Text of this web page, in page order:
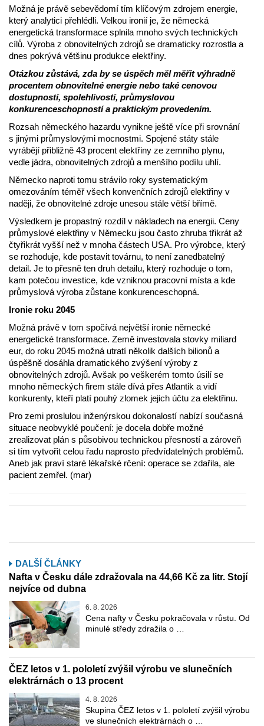
Možná je právě sebevědomí tím klíčovým zdrojem energie,
který analytici přehlédli. Velkou ironií je, že německá
energetická transformace splnila mnoho svých technických
cílů. Výroba z obnovitelných zdrojů se dramaticky rozrostla a
dnes pokrývá většinu produkce elektřiny.
Otázkou zůstává, zda by se úspěch měl měřit výhradně
procentem obnovitelné energie nebo také cenovou
dostupností, spolehlivostí, průmyslovou
konkurenceschopností a praktickým provedením.
Rozsah německého hazardu vynikne ještě více při srovnání
s jinými průmyslovými mocnostmi. Spojené státy stále
vyrábějí přibližně 43 procent elektřiny ze zemního plynu,
vedle jádra, obnovitelných zdrojů a menšího podílu uhlí.
Německo naproti tomu strávilo roky systematickým
omezováním téměř všech konvenčních zdrojů elektřiny v
naději, že obnovitelné zdroje unesou stále větší břímě.
Výsledkem je propastný rozdíl v nákladech na energii. Ceny
průmyslové elektřiny v Německu jsou často zhruba třikrát až
čtyřikrát vyšší než v mnoha částech USA. Pro výrobce, který
se rozhoduje, kde postavit továrnu, to není zanedbatelný
detail. Je to přesně ten druh detailu, který rozhoduje o tom,
kam potečou investice, kde vzniknou pracovní místa a kde
průmyslová výroba zůstane konkurenceschopná.
Ironie roku 2045
Možná právě v tom spočívá největší ironie německé
energetické transformace. Země investovala stovky miliard
eur, do roku 2045 možná utratí několik dalších bilionů a
úspěšně dosáhla dramatického zvýšení výroby z
obnovitelných zdrojů. Avšak po veškerém tomto úsilí se
mnoho německých firem stále dívá přes Atlantik a vidí
konkurenty, kteří platí pouhý zlomek jejich účtu za elektřinu.
Pro zemi proslulou inženýrskou dokonalostí nabízí současná
situace neobvyklé poučení: je docela dobře možné
zrealizovat plán s působivou technickou přesností a zároveň
si tím vytvořit celou řadu naprosto předvídatelných problémů.
Aneb jak praví staré lékařské rčení: operace se zdařila, ale
pacient zemřel. (mar)
DALŠÍ ČLÁNKY
Nafta v Česku dále zdražovala na 44,66 Kč za litr. Stojí
nejvíce od dubna
6. 8. 2026
Cena nafty v Česku pokračovala v růstu. Od
minulé středy zdražila o …
ČEZ letos v 1. pololetí zvýšil výrobu ve slunečních
elektrárnách o 13 procent
4. 8. 2026
Skupina ČEZ letos v 1. pololetí zvýšil výrobu
ve slunečních elektrárnách o …